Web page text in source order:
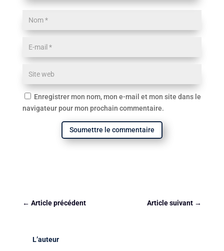
Enregistrer mon nom, mon e-mail et mon site dans le
navigateur pour mon prochain commentaire.
Soumettre le commentaire
← Article précédent Article suivant →
L’auteur